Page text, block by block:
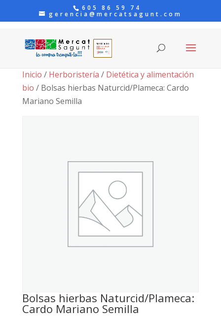
605 86 59 74
gerencia@mercatsagunt.com
Inicio / Herboristería / Dietética y alimentación
bio / Bolsas hierbas Naturcid/Plameca: Cardo
Mariano Semilla
Bolsas hierbas Naturcid/Plameca:
Cardo Mariano Semilla